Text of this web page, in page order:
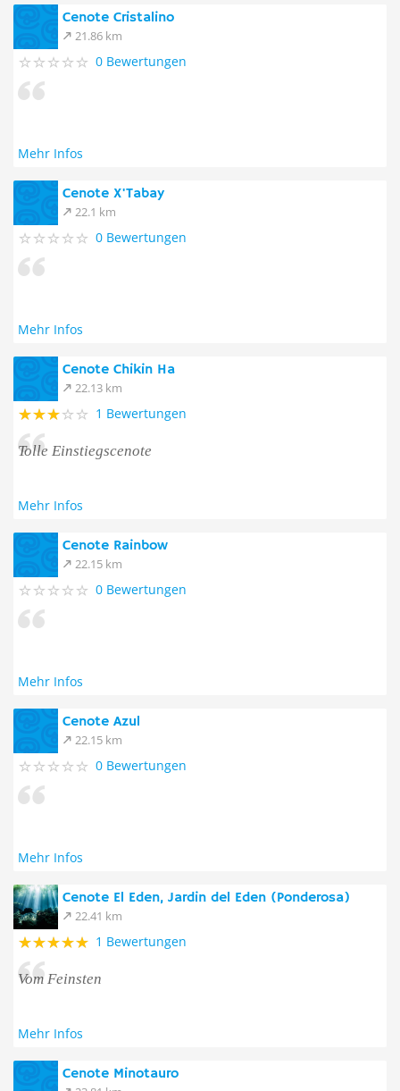
Cenote Cristalino
21.86 km
0 Bewertungen
Mehr Infos
Cenote X'Tabay
22.1 km
0 Bewertungen
Mehr Infos
Cenote Chikin Ha
22.13 km
1 Bewertungen
Tolle Einstiegscenote
Mehr Infos
Cenote Rainbow
22.15 km
0 Bewertungen
Mehr Infos
Cenote Azul
22.15 km
0 Bewertungen
Mehr Infos
Cenote El Eden, Jardin del Eden (Ponderosa)
22.41 km
1 Bewertungen
Vom Feinsten
Mehr Infos
Cenote Minotauro